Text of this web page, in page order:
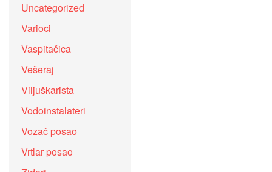
Uncategorized
Varioci
Vaspitačica
Vešeraj
Viljuškarista
Vodoinstalateri
Vozač posao
Vrtlar posao